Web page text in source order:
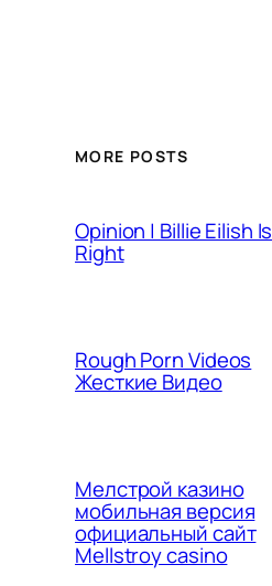
MORE POSTS
Opinion | Billie Eilish Is
Right
Rough Porn Videos
Жесткие Видео
Мелстрой казино
мобильная версия
официальный сайт
Mellstroy casino